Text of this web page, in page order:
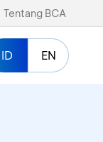
Tentang BCA
ID EN